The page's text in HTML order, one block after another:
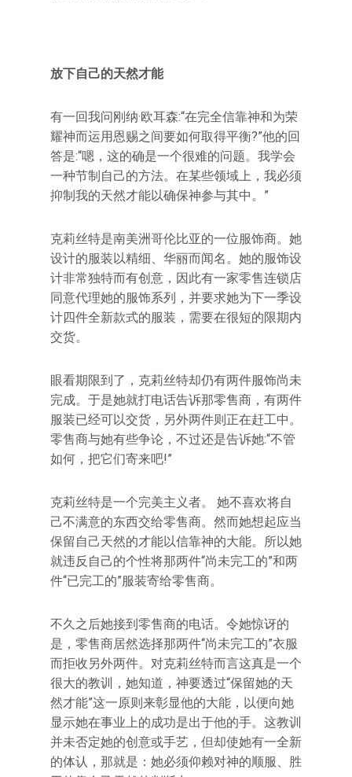
放下自己的天然才能
有一回我问刚纳·欧耳森:“在完全信靠神和为荣
耀神而运用恩赐之间要如何取得平衡?”他的回
答是:“嗯，这的确是一个很难的问题。我学会
一种节制自己的方法。在某些领域上，我必须
抑制我的天然才能以确保神参与其中。”
克莉丝特是南美洲哥伦比亚的一位服饰商。她
设计的服装以精细、华丽而闻名。她的服饰设
计非常独特而有创意，因此有一家零售连锁店
同意代理她的服饰系列，并要求她为下一季设
计四件全新款式的服装，需要在很短的限期内
交货。
眼看期限到了，克莉丝特却仍有两件服饰尚未
完成。于是她就打电话告诉那零售商，有两件
服装已经可以交货，另外两件则正在赶工中。
零售商与她有些争论，不过还是告诉她:“不管
如何，把它们寄来吧!”
克莉丝特是一个完美主义者。 她不喜欢将自
己不满意的东西交给零售商。然而她想起应当
保留自己天然的才能以信靠神的大能。所以她
就违反自己的个性将那两件“尚未完工的”和两
件“已完工的”服装寄给零售商。
不久之后她接到零售商的电话。令她惊讶的
是，零售商居然选择那两件“尚未完工的”衣服
而拒收另外两件。对克莉丝特而言这真是一个
很大的教训，她知道，神要透过“保留她的天
然才能”这一原则来彰显他的大能，以便向她
显示她在事业上的成功是出于他的手。这教训
并未否定她的创意或手艺，但却使她有一全新
的体认，那就是：她必须仰赖对神的顺服、胜